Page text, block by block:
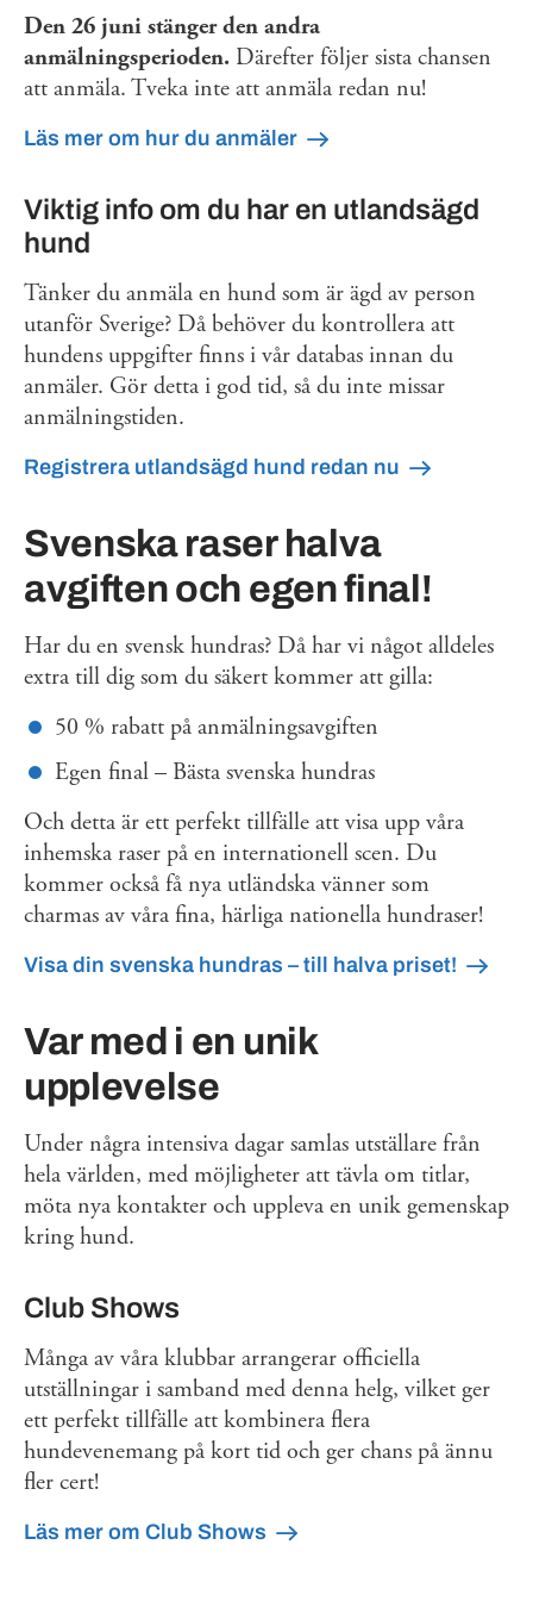
Den 26 juni stänger den andra
anmälningsperioden. Därefter följer sista chansen
att anmäla. Tveka inte att anmäla redan nu!
Läs mer om hur du anmäler
Viktig info om du har en utlandsägd
hund
Tänker du anmäla en hund som är ägd av person
utanför Sverige? Då behöver du kontrollera att
hundens uppgifter finns i vår databas innan du
anmäler. Gör detta i god tid, så du inte missar
anmälningstiden.
Registrera utlandsägd hund redan nu
Svenska raser halva
avgiften och egen final!
Har du en svensk hundras? Då har vi något alldeles
extra till dig som du säkert kommer att gilla:
50 % rabatt på anmälningsavgiften
Egen final – Bästa svenska hundras
Och detta är ett perfekt tillfälle att visa upp våra
inhemska raser på en internationell scen. Du
kommer också få nya utländska vänner som
charmas av våra fina, härliga nationella hundraser!
Visa din svenska hundras – till halva priset!
Var med i en unik
upplevelse
Under några intensiva dagar samlas utställare från
hela världen, med möjligheter att tävla om titlar,
möta nya kontakter och uppleva en unik gemenskap
kring hund.
Club Shows
Många av våra klubbar arrangerar officiella
utställningar i samband med denna helg, vilket ger
ett perfekt tillfälle att kombinera flera
hundevenemang på kort tid och ger chans på ännu
fler cert!
Läs mer om Club Shows